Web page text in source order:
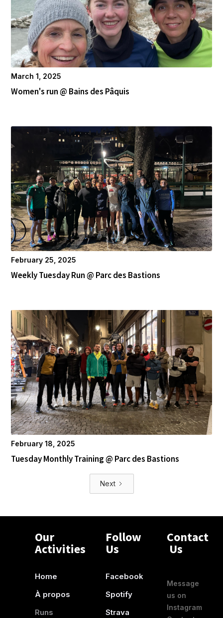
March 1, 2025
Women's run @ Bains des Pâquis
February 25, 2025
Weekly Tuesday Run @ Parc des Bastions
February 18, 2025
Tuesday Monthly Training @ Parc des Bastions
Next
Our
Activities
Home
À propos
Runs
Follow
Us
Facebook
Spotify
Strava
Contact
Us
Message
us on
Instagram